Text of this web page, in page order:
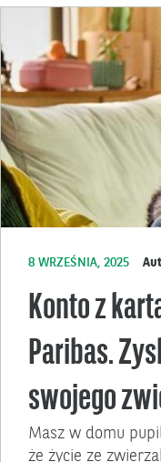
8 WRZEŚNIA, 2025
Konto z
Paribas.
swojego
Masz w domu
że życie ze